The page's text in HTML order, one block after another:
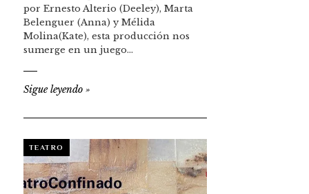
por Ernesto Alterio (Deeley), Marta
Belenguer (Anna) y Mélida
Molina(Kate), esta producción nos
sumerge en un juego…
Sigue leyendo »
TEATRO